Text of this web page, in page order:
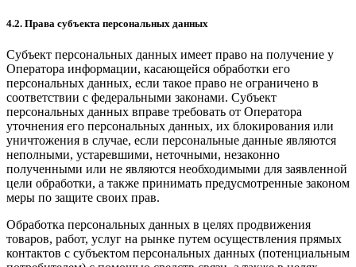
4.2. Права субъекта персональных данных
Субъект персональных данных имеет право на получение у
Оператора информации, касающейся обработки его
персональных данных, если такое право не ограничено в
соответствии с федеральными законами. Субъект
персональных данных вправе требовать от Оператора
уточнения его персональных данных, их блокирования или
уничтожения в случае, если персональные данные являются
неполными, устаревшими, неточными, незаконно
полученными или не являются необходимыми для заявленной
цели обработки, а также принимать предусмотренные законом
меры по защите своих прав.
Обработка персональных данных в целях продвижения
товаров, работ, услуг на рынке путем осуществления прямых
контактов с субъектом персональных данных (потенциальным